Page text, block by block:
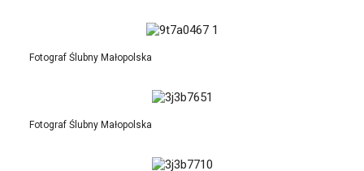
Fotograf Ślubny Małopolska
Fotograf Ślubny Małopolska